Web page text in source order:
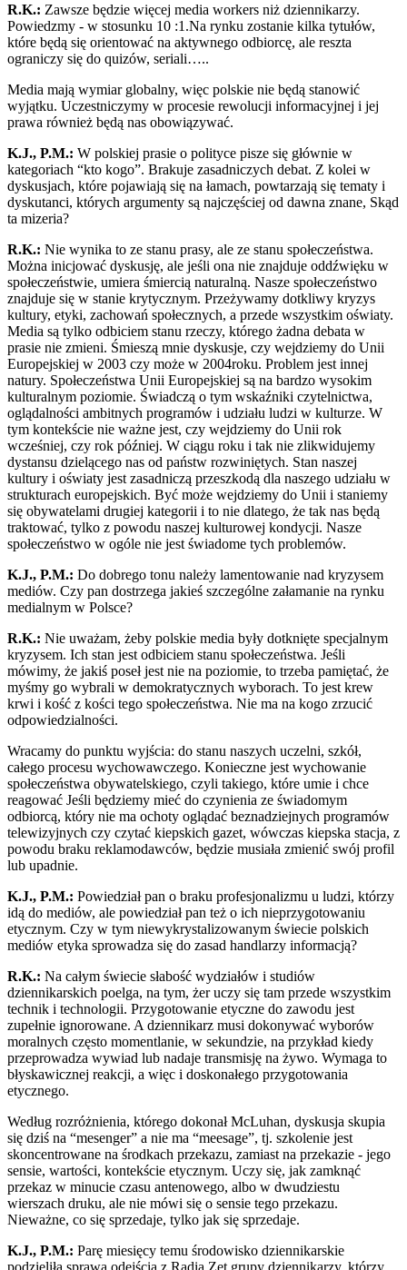
R.K.: Zawsze będzie więcej media workers niż dziennikarzy.
Powiedzmy - w stosunku 10 :1.Na rynku zostanie kilka tytułów,
które będą się orientować na aktywnego odbiorcę, ale reszta
ograniczy się do quizów, seriali…..
Media mają wymiar globalny, więc polskie nie będą stanowić
wyjątku. Uczestniczymy w procesie rewolucji informacyjnej i jej
prawa również będą nas obowiązywać.
K.J., P.M.: W polskiej prasie o polityce pisze się głównie w
kategoriach “kto kogo”. Brakuje zasadniczych debat. Z kolei w
dyskusjach, które pojawiają się na łamach, powtarzają się tematy i
dyskutanci, których argumenty są najczęściej od dawna znane, Skąd
ta mizeria?
R.K.: Nie wynika to ze stanu prasy, ale ze stanu społeczeństwa.
Można inicjować dyskusję, ale jeśli ona nie znajduje oddźwięku w
społeczeństwie, umiera śmiercią naturalną. Nasze społeczeństwo
znajduje się w stanie krytycznym. Przeżywamy dotkliwy kryzys
kultury, etyki, zachowań społecznych, a przede wszystkim oświaty.
Media są tylko odbiciem stanu rzeczy, którego żadna debata w
prasie nie zmieni. Śmieszą mnie dyskusje, czy wejdziemy do Unii
Europejskiej w 2003 czy może w 2004roku. Problem jest innej
natury. Społeczeństwa Unii Europejskiej są na bardzo wysokim
kulturalnym poziomie. Świadczą o tym wskaźniki czytelnictwa,
oglądalności ambitnych programów i udziału ludzi w kulturze. W
tym kontekście nie ważne jest, czy wejdziemy do Unii rok
wcześniej, czy rok później. W ciągu roku i tak nie zlikwidujemy
dystansu dzielącego nas od państw rozwiniętych. Stan naszej
kultury i oświaty jest zasadniczą przeszkodą dla naszego udziału w
strukturach europejskich. Być może wejdziemy do Unii i staniemy
się obywatelami drugiej kategorii i to nie dlatego, że tak nas będą
traktować, tylko z powodu naszej kulturowej kondycji. Nasze
społeczeństwo w ogóle nie jest świadome tych problemów.
K.J., P.M.: Do dobrego tonu należy lamentowanie nad kryzysem
mediów. Czy pan dostrzega jakieś szczególne załamanie na rynku
medialnym w Polsce?
R.K.: Nie uważam, żeby polskie media były dotknięte specjalnym
kryzysem. Ich stan jest odbiciem stanu społeczeństwa. Jeśli
mówimy, że jakiś poseł jest nie na poziomie, to trzeba pamiętać, że
myśmy go wybrali w demokratycznych wyborach. To jest krew
krwi i kość z kości tego społeczeństwa. Nie ma na kogo zrzucić
odpowiedzialności.
Wracamy do punktu wyjścia: do stanu naszych uczelni, szkół,
całego procesu wychowawczego. Konieczne jest wychowanie
społeczeństwa obywatelskiego, czyli takiego, które umie i chce
reagować Jeśli będziemy mieć do czynienia ze świadomym
odbiorcą, który nie ma ochoty oglądać beznadziejnych programów
telewizyjnych czy czytać kiepskich gazet, wówczas kiepska stacja, z
powodu braku reklamodawców, będzie musiała zmienić swój profil
lub upadnie.
K.J., P.M.: Powiedział pan o braku profesjonalizmu u ludzi, którzy
idą do mediów, ale powiedział pan też o ich nieprzygotowaniu
etycznym. Czy w tym niewykrystalizowanym świecie polskich
mediów etyka sprowadza się do zasad handlarzy informacją?
R.K.: Na całym świecie słabość wydziałów i studiów
dziennikarskich poelga, na tym, żer uczy się tam przede wszystkim
technik i technologii. Przygotowanie etyczne do zawodu jest
zupełnie ignorowane. A dziennikarz musi dokonywać wyborów
moralnych często momentlanie, w sekundzie, na przykład kiedy
przeprowadza wywiad lub nadaje transmisję na żywo. Wymaga to
błyskawicznej reakcji, a więc i doskonałego przygotowania
etycznego.
Według rozróżnienia, którego dokonał McLuhan, dyskusja skupia
się dziś na “mesenger” a nie ma “meesage”, tj. szkolenie jest
skoncentrowane na środkach przekazu, zamiast na przekazie - jego
sensie, wartości, kontekście etycznym. Uczy się, jak zamknąć
przekaz w minucie czasu antenowego, albo w dwudziestu
wierszach druku, ale nie mówi się o sensie tego przekazu.
Nieważne, co się sprzedaje, tylko jak się sprzedaje.
K.J., P.M.: Parę miesięcy temu środowisko dziennikarskie
podzieliła sprawa odejścia z Radia Zet grupy dziennikarzy, którzy